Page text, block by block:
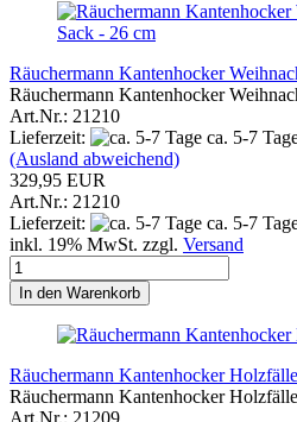
Räuchermann Kantenhocker
Räuchermann Kantenhocker
Art.Nr.: 21210
Lieferzeit:
ca. 5-7
(Ausland abweichend)
329,95 EUR
Art.Nr.: 21210
Lieferzeit:
ca. 5-7
inkl. 19% MwSt. zzgl. Versand
In den Warenkorb
Räuchermann Kantenhocker
Räuchermann Kantenhocker
Art.Nr.: 21209